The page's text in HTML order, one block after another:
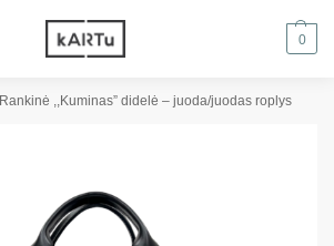
0
Rankinė ,,Kuminas” didelė – juoda/juodas roplys